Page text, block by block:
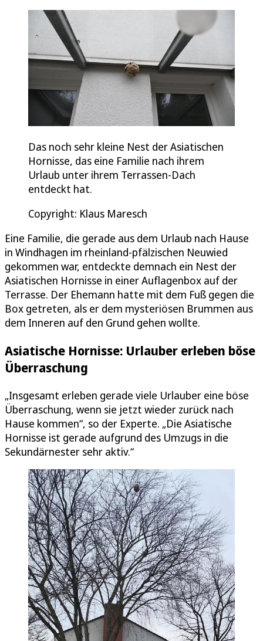
Das noch sehr kleine Nest der Asiatischen
Hornisse, das eine Familie nach ihrem
Urlaub unter ihrem Terrassen-Dach
entdeckt hat.
Copyright: Klaus Maresch
Eine Familie, die gerade aus dem Urlaub nach Hause
in Windhagen im rheinland-pfälzischen Neuwied
gekommen war, entdeckte demnach ein Nest der
Asiatischen Hornisse in einer Auflagenbox auf der
Terrasse. Der Ehemann hatte mit dem Fuß gegen die
Box getreten, als er dem mysteriösen Brummen aus
dem Inneren auf den Grund gehen wollte.
Asiatische Hornisse: Urlauber erleben böse
Überraschung
„Insgesamt erleben gerade viele Urlauber eine böse
Überraschung, wenn sie jetzt wieder zurück nach
Hause kommen“, so der Experte. „Die Asiatische
Hornisse ist gerade aufgrund des Umzugs in die
Sekundärnester sehr aktiv.“